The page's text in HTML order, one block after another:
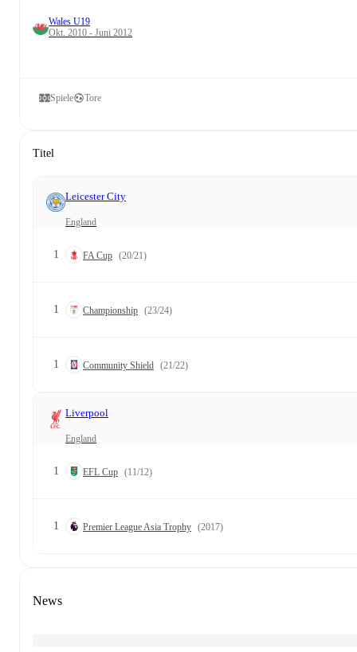
Wales U19
Okt. 2010 - Juni 2012
Spiele Tore
Titel
Leicester City
England
1 FA Cup (20/21)
1 Championship (23/24)
1 Community Shield (21/22)
Liverpool
England
1 EFL Cup (11/12)
1 Premier League Asia Trophy (2017)
News